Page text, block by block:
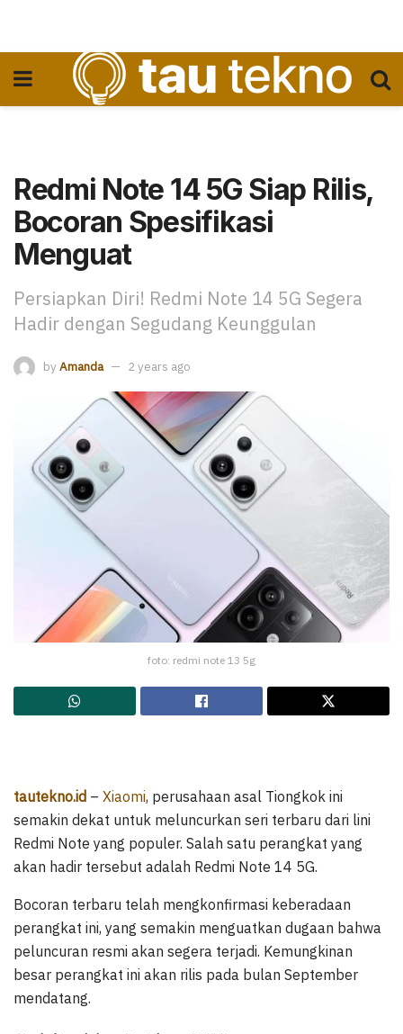
Redmi Note 14 5G Siap Rilis,
Bocoran Spesifikasi
Menguat
Persiapkan Diri! Redmi Note 14 5G Segera
Hadir dengan Segudang Keunggulan
by Amanda 2 years ago
foto: redmi note 13 5g
tautekno.id – Xiaomi, perusahaan asal Tiongkok ini
semakin dekat untuk meluncurkan seri terbaru dari lini
Redmi Note yang populer. Salah satu perangkat yang
akan hadir tersebut adalah Redmi Note 14 5G.
Bocoran terbaru telah mengkonfirmasi keberadaan
perangkat ini, yang semakin menguatkan dugaan bahwa
peluncuran resmi akan segera terjadi. Kemungkinan
besar perangkat ini akan rilis pada bulan September
mendatang.